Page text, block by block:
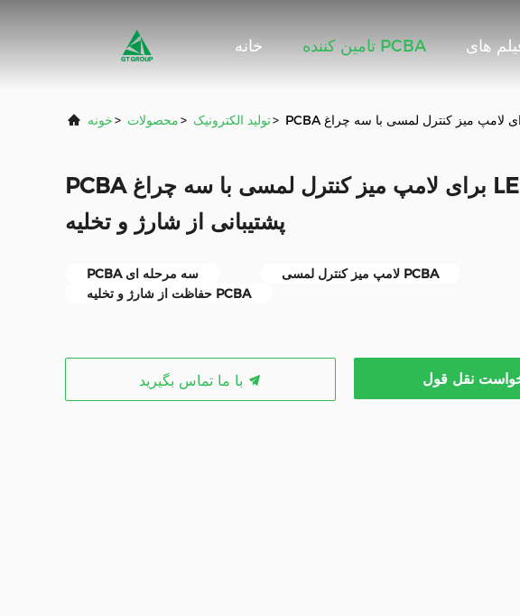
خانه تامین کننده PCBA های
خونه> محصولات> تولید الکترونیک>
PCBA برای لامپ میز کنترل لمسی با سه چراغ LED بدون گام
پشتیبانی از شارژ و تخلیه
PCBA سه مرحله ای
لامپ میز کنترل لمسی PCBA
حفاظت از شارژ و تخلیه PCBA